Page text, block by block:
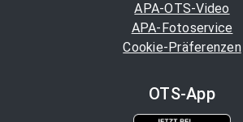
APA-OTS-Video
APA-Fotoservice
Cookie-Präferenzen
OTS-App